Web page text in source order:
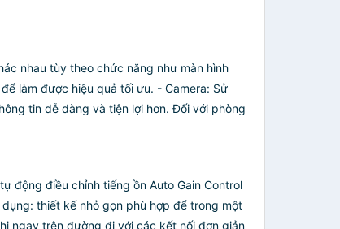
nhau tùy theo chức năng như màn hình
làm được hiệu quả tối ưu. - Camera: Sử
tin dễ dàng và tiện lợi hơn. Đối với phòng
động điều chỉnh tiếng ồn Auto Gain Control
thiết kế nhỏ gọn phù hợp để trong một
ngay trên đường đi với các kết nối đơn giản